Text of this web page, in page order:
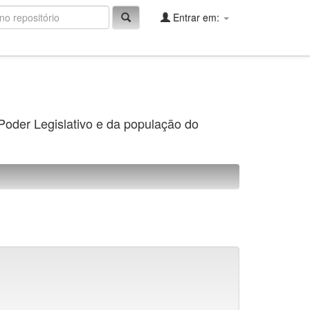
Entrar em:
Legislativo e da população do